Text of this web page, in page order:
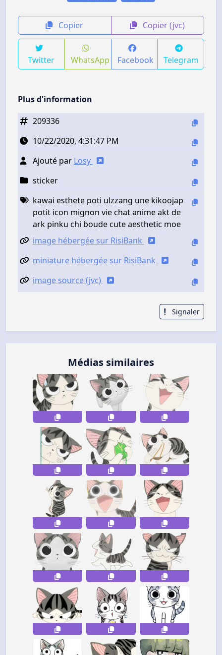
Copier Copier (jvc)
Twitter WhatsApp Facebook Telegram
Plus d'information
209336
10/22/2020, 4:31:47 PM
Ajouté par Losy
sticker
kawai esthete poti ulzzang une kikoojap
potit icon mignon vie chat anime akt de
ark pinku chi boude cute aesthetic moe
image hébergée sur RisiBank
miniature hébergée sur RisiBank
image source (jvc)
Signaler
Médias similaires